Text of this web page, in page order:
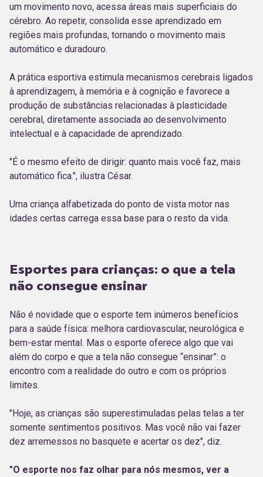
um movimento novo, acessa áreas mais superficiais do
cérebro. Ao repetir, consolida esse aprendizado em
regiões mais profundas, tornando o movimento mais
automático e duradouro.
A prática esportiva estimula mecanismos cerebrais ligados
à aprendizagem, à memória e à cognição e favorece a
produção de substâncias relacionadas à plasticidade
cerebral, diretamente associada ao desenvolvimento
intelectual e à capacidade de aprendizado.
"É o mesmo efeito de dirigir: quanto mais você faz, mais
automático fica.", ilustra César.
Uma criança alfabetizada do ponto de vista motor nas
idades certas carrega essa base para o resto da vida.
Esportes para crianças: o que a tela
não consegue ensinar
Não é novidade que o esporte tem inúmeros benefícios
para a saúde física: melhora cardiovascular, neurológica e
bem-estar mental. Mas o esporte oferece algo que vai
além do corpo e que a tela não consegue “ensinar”: o
encontro com a realidade do outro e com os próprios
limites.
"Hoje, as crianças são superestimuladas pelas telas a ter
somente sentimentos positivos. Mas você não vai fazer
dez arremessos no basquete e acertar os dez", diz.
"O esporte nos faz olhar para nós mesmos, ver a